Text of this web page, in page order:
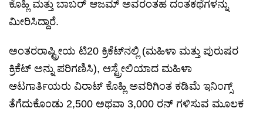
ಕೊಹ್ಲಿ ಮತ್ತು ಬಾಬರ್ ಆಜಮ್ ಅವರಂತಹ ದಂತಕಥೆಗಳನ್ನು
ಮೀರಿಸಿದ್ದಾರೆ.
ಅಂತರರಾಷ್ಟ್ರೀಯ ಟಿ20 ಕ್ರಿಕೆಟ್‌ನಲ್ಲಿ (ಮಹಿಳಾ ಮತ್ತು ಪುರುಷರ
ಕ್ರಿಕೆಟ್ ಅನ್ನು ಪರಿಗಣಿಸಿ), ಆಸ್ಟ್ರೇಲಿಯಾದ ಮಹಿಳಾ
ಆಟಗಾರ್ತಿಯರು ವಿರಾಟ್ ಕೊಹ್ಲಿ ಅವರಿಗಿಂತ ಕಡಿಮೆ ಇನಿಂಗ್ಸ್
ತೆಗೆದುಕೊಂಡು 2,500 ಅಥವಾ 3,000 ರನ್ ಗಳಿಸುವ ಮೂಲಕ